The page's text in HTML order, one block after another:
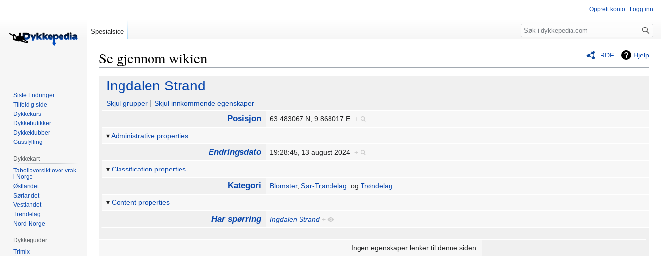
RDF Hjelp
Se gjennom wikien
Hopp
navigering
Hopp
søk
Ingdalen Strand
Skjul grupper Skjul innkommende egenskaper
Posisjon 63.483067 N, 9.868017 E +
Administrative properties
Endringsdato 19:28:45, 13 august 2024 +
Classification properties
Kategori Blomster,Sør-Trøndelag ogTrøndelag
Content properties
Har spørring Ingdalen Strand +
Ingen egenskaper lenker til denne siden.
Opprett konto Logg inn
Spesialside Søk
Siste Endringer
Tilfeldig side
Dykkekurs
Dykkebutikker
Dykkeklubber
Gassfylling
Dykkekart
Tabelloversikt over vrak
i Norge
Østlandet
Sørlandet
Vestlandet
Trøndelag
Nord-Norge
Dykkeguider
Trimix